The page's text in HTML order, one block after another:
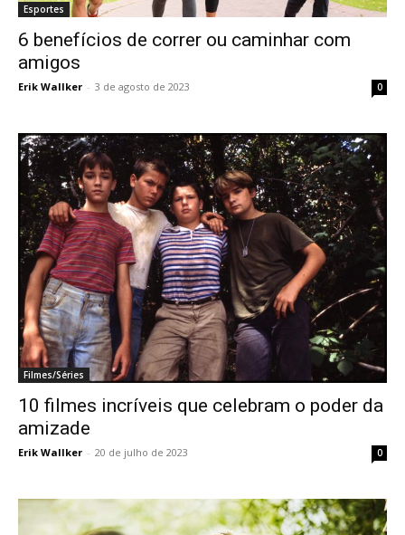
Esportes
6 benefícios de correr ou caminhar com
amigos
Erik Wallker - 3 de agosto de 2023 0
Filmes/Séries
10 filmes incríveis que celebram o poder da
amizade
Erik Wallker - 20 de julho de 2023 0